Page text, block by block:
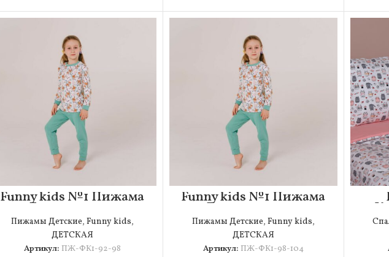
Funny kids №1 Пижама
Детская 92-98
Пижамы Детские, Funny kids,
ДЕТСКАЯ
Артикул: ПЖ-ФК1-92-98
Funny kids №1 Пижама
Детская 98-104
Пижамы Детские, Funny kids,
ДЕТСКАЯ
Артикул: ПЖ-ФК1-98-104